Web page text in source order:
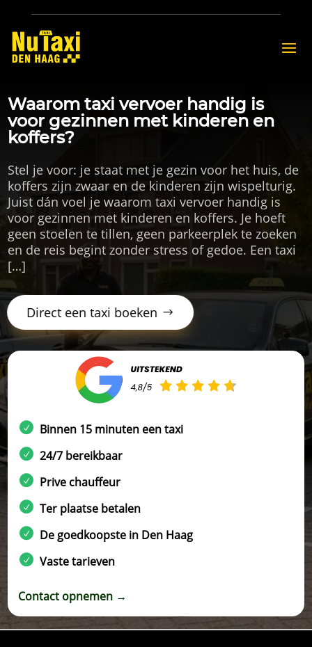
Waarom taxi vervoer handig is
voor gezinnen met kinderen en
koffers?
Stel je voor: je staat met je gezin voor het huis, de
koffers zijn zwaar en de kinderen zijn wispelturig.
Juist dán voel je waarom taxi vervoer handig is
voor gezinnen met kinderen en koffers. Je hoeft
geen stoelen te tillen, geen parkeerplek te zoeken
en de reis begint zonder stress of gedoe. Een taxi
[…]
Direct een taxi boeken
Binnen 15 minuten een taxi
24/7 bereikbaar
Prive chauffeur
Ter plaatse betalen
De goedkoopste in Den Haag
Vaste tarieven
Contact opnemen →